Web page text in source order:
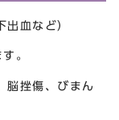
出血など）
。
脳挫傷、びまん